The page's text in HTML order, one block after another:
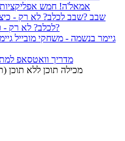
אמאל'ה! חמש אפליקציות
שבב
לכלב? לא רק - כיצד שבבים אלקטרוניים ישנו את חיינו?
גיימר בנשמה - משחקי מובייל
מדריך וואטסאפ
({{comments.length}} תגובות) מכילה תוכן ללא תוכן